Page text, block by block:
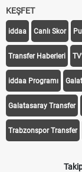
KEŞFET
iddaa Canlı Skor
Transfer Haberleri
iddaa Programı
Galatasaray Transfer
Trabzonspor Transfer